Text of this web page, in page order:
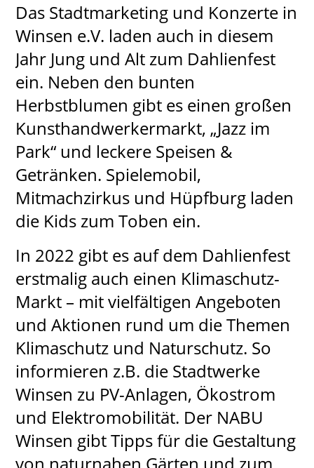
Das Stadtmarketing und Konzerte in
Winsen e.V. laden auch in diesem
Jahr Jung und Alt zum Dahlienfest
ein. Neben den bunten
Herbstblumen gibt es einen großen
Kunsthandwerkermarkt, „Jazz im
Park“ und leckere Speisen &
Getränken. Spielemobil,
Mitmachzirkus und Hüpfburg laden
die Kids zum Toben ein.
In 2022 gibt es auf dem Dahlienfest
erstmalig auch einen Klimaschutz-
Markt – mit vielfältigen Angeboten
und Aktionen rund um die Themen
Klimaschutz und Naturschutz. So
informieren z.B. die Stadtwerke
Winsen zu PV-Anlagen, Ökostrom
und Elektromobilität. Der NABU
Winsen gibt Tipps für die Gestaltung